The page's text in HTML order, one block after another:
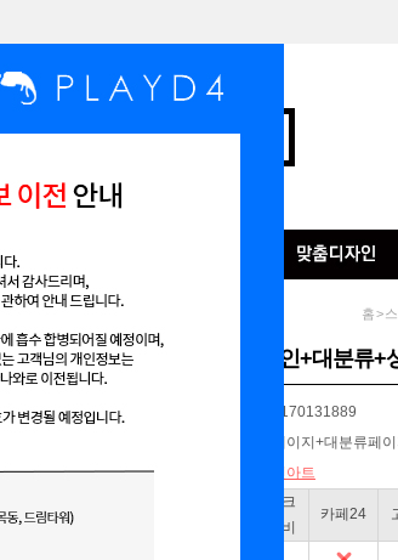
, 쇼핑몰 스킨 , 부분디자인
홈 >
칼로리컷(메인+대분류+
PD20170131889
메인페이지+대분류페
디자인아트
메이크
글로비
카페24